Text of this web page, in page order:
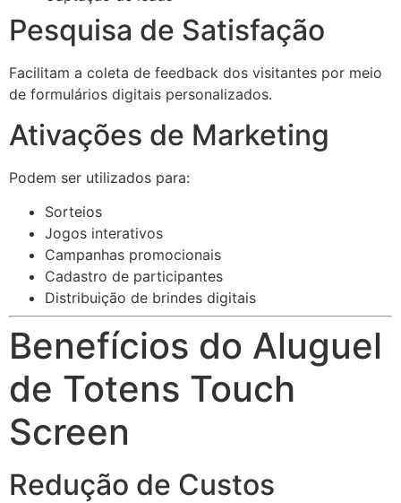
Pesquisa de Satisfação
Facilitam a coleta de feedback dos visitantes por meio
de formulários digitais personalizados.
Ativações de Marketing
Podem ser utilizados para:
Sorteios
Jogos interativos
Campanhas promocionais
Cadastro de participantes
Distribuição de brindes digitais
Benefícios do Aluguel
de Totens Touch
Screen
Redução de Custos